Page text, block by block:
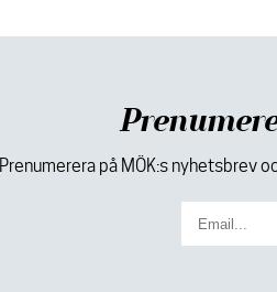
Prenumerera på MÖK:s nyhetsbrev